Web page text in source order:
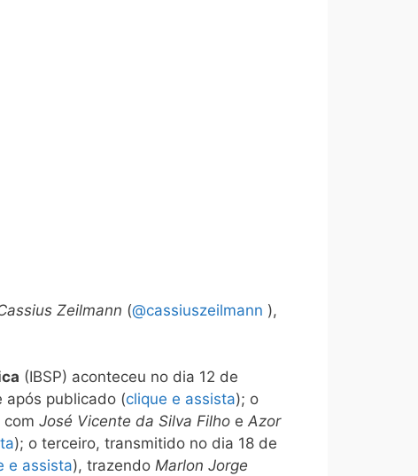
Zeilmann (@cassiuszeilmann ),
(IBSP) aconteceu no dia 12 de
após publicado (clique e assista); o
José Vicente da Silva Filho e Azor
); o terceiro, transmitido no dia 18 de
e assista), trazendo Marlon Jorge